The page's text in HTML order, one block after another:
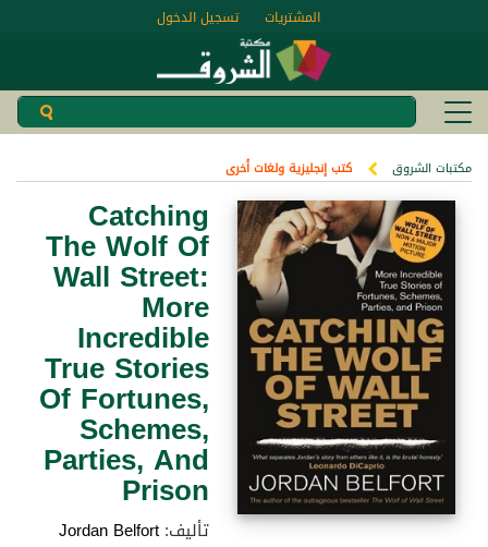
تسجيل الدخول المشتريات
مكتبات الشروق كتب إنجليزية ولغات أخرى
Catching
The Wolf Of
Wall Street:
More
Incredible
True Stories
Of Fortunes,
Schemes,
Parties, And
Prison
تأليف:Jordan Belfort